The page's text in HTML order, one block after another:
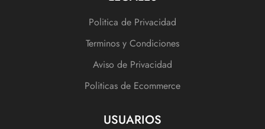
Politica de Privacidad
Terminos y Condiciones
Aviso de Privacidad
Politicas de Ecommerce
USUARIOS